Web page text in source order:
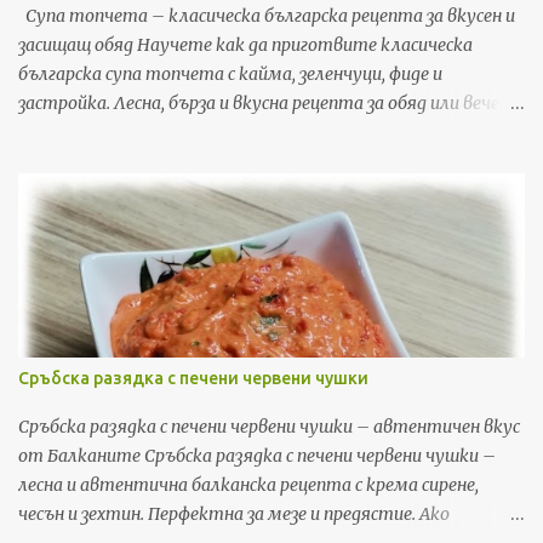
Супа топчета – класическа българска рецепта за вкусен и
засищащ обяд Научете как да приготвите класическа
българска супа топчета с кайма, зеленчуци, фиде и
застройка. Лесна, бърза и вкусна рецепта за обяд или вечеря,
точно това, от което имате нужда. Това е една от най-
обичаните класически български рецепти – лесна за
приготвяне, икономична и засищаща. В тази публикация ще
споделя моя личен метод за приготвяне на перфектната
супа топчета у дома, включително съвети, трикове и
стъпка по стъпка инструкции, които гарантирано ще ви
донесат вкусна, ароматна и богата супа, която цялото
семейство ще обожава. Супата топчета е идеален избор
както за обяд, така и за лека вечеря. Комбинацията от
кайма, зеленчуци, фиде и застройка създава богат вкус, а
пресният магданоз добавя фин аромат и свежест. В
България тази супа е символ на домашен уют и
Сръбска разядка с печени червени чушки
Сръбска разядка с печени червени чушки – автентичен вкус
от Балканите Сръбска разядка с печени червени чушки –
лесна и автентична балканска рецепта с крема сирене,
чесън и зехтин. Перфектна за мезе и предястие. Ако